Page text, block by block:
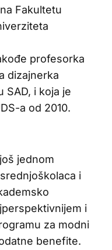
Fakultetu
profesorka
dizajnerka
SAD, i koja je
a od 2010.
jednom
i
i
za modni
benefite.